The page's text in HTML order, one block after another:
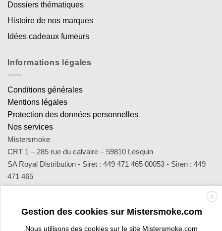
Dossiers thématiques
Histoire de nos marques
Idées cadeaux fumeurs
Informations légales
Conditions générales
Mentions légales
Protection des données personnelles
Nos services
Mistersmoke
CRT 1 – 285 rue du calvaire – 59810 Lesquin
SA Royal Distribution - Siret : 449 471 465 00053 - Siren : 449
471 465
Contact : notre équipe d’experts est joignable par email
sav@mistersmoke.com ou par téléphone au 03 20 90 56 55 du
lundi au vendredi de 9h à 17h.
X
Gestion des cookies sur Mistersmoke.com
Nous utilisons des cookies sur le site Mistersmoke.com